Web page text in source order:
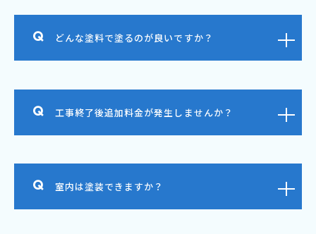
どんな塗料で塗るのが良いですか？
工事終了後追加料金が発生しませんか？
室内は塗装できますか？